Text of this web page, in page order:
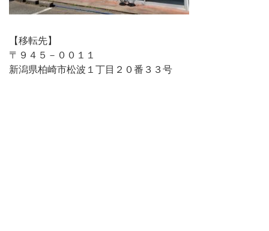
【移転先】
〒９４５－００１１
新潟県柏崎市松波１丁目２０番３３号